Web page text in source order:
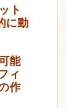
ト
に動
能
ィ
作